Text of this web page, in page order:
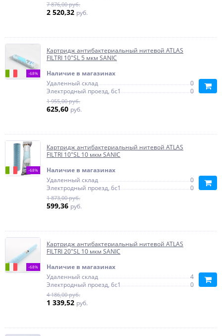
7 876,00 руб.
2 520,32 руб.
-68%
Картридж антибактериальный нитевой ATLAS
FILTRI 10"SL 5 мкм SANIC
Наличие в магазинах
Удаленный склад
0
Электродный проезд, 6с1
0
1 955,00 руб.
625,60 руб.
-68%
Картридж антибактериальный нитевой ATLAS
FILTRI 10"SL 10 мкм SANIC
Наличие в магазинах
Удаленный склад
0
Электродный проезд, 6с1
0
1 873,00 руб.
599,36 руб.
-68%
Картридж антибактериальный нитевой ATLAS
FILTRI 20"SL 10 мкм SANIC
Наличие в магазинах
Удаленный склад
4
Электродный проезд, 6с1
0
4 186,00 руб.
1 339,52 руб.